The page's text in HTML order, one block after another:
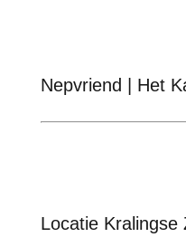
Nepvriend | Het
Locatie Kralingse